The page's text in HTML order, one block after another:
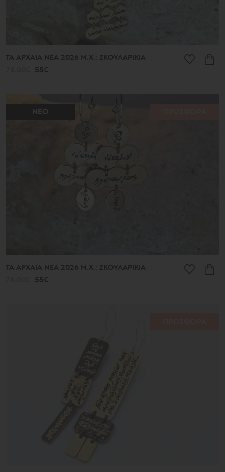
ΤΑ ΑΡΧΑΙΑ ΝΕΑ 2026 Μ.Χ.: ΣΚΟΥΛΑΡΙΚΙΑ
55€
ΝΕΟ
ΤΑ ΑΡΧΑΙΑ ΝΕΑ 2026 Μ.Χ.: ΣΚΟΥΛΑΡΙΚΙΑ
55€